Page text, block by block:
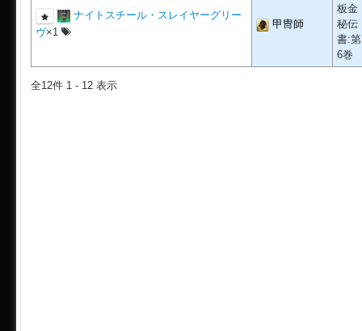
ナイトスチール・スレイヤーグリー
ヴ×1
甲冑師
板金
秘伝
書:第
6巻
全12件 1 - 12 表示